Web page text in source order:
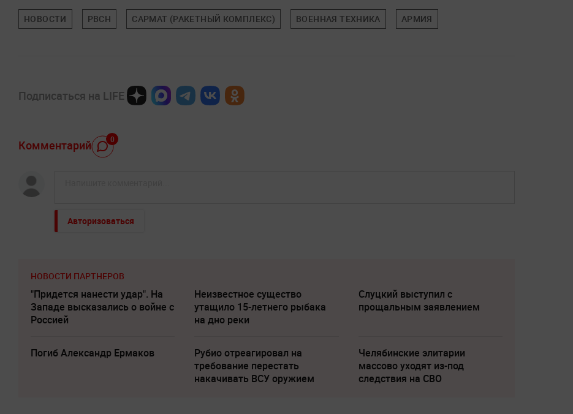
НОВОСТИ РВСН САРМАТ (РАКЕТНЫЙ КОМПЛЕКС) ВОЕННАЯ ТЕХНИКА АРМИЯ
Подписаться на LIFE
Комментарий 0
Авторизоваться
НОВОСТИ ПАРТНЕРОВ
"Придется нанести удар". На
Западе высказались о войне с
Россией
Неизвестное существо
утащило 15-летнего рыбака
на дно реки
Слуцкий выступил с
прощальным заявлением
Погиб Александр Ермаков
Рубио отреагировал на
требование перестать
накачивать ВСУ оружием
Челябинские элитарии
массово уходят из-под
следствия на СВО